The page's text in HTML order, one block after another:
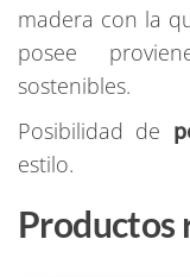
madera con la
posee
sostenibles.
Posibilidad de
estilo.
Productos